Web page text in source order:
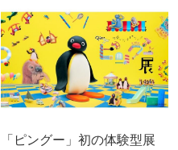
「ピングー」初の体験型展